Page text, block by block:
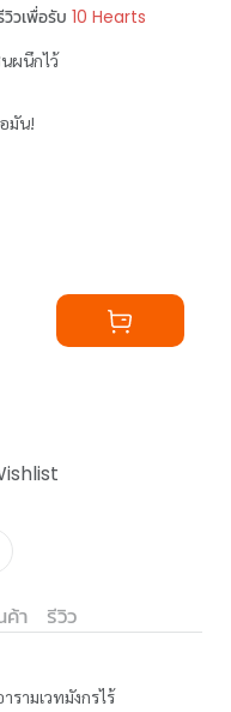
วิวเพื่อรับ 10 Hearts
ผนึกไว้
มัน!
า รีวิว
รามเวทมังกรไร้